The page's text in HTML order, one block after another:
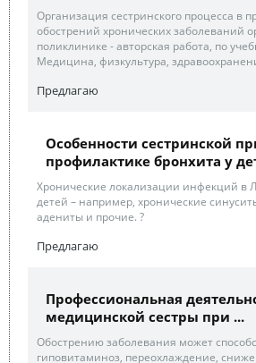
Организация сестринского процесса в
обострений хронических заболеваний
поликлинике - авторская работа, по
Медицина, физкультура,
Предлагаю
Особенности сестринской
профилактике бронхита у
Хронические локализации инфекций в
детей – например, хронические
адениты и прочие. ?
Предлагаю
Профессиональная
медицинской сестры при ...
Обострению заболевания может
гиповитаминоз, переохлаждение,